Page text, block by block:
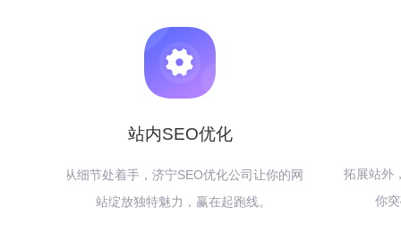
站内SEO优化
从细节处着手，济宁SEO优化公司让你的网
站绽放独特魅力，赢在起跑线。
拓展站外
你